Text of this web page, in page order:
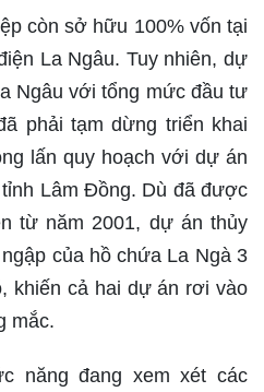
còn sở hữu 100% vốn tại
La Ngâu. Tuy nhiên, dự
Ngâu với tổng mức đầu tư
phải tạm dừng triển khai
lấn quy hoạch với dự án
Lâm Đồng. Dù đã được
từ năm 2001, dự án thủy
của hồ chứa La Ngà 3
khiến cả hai dự án rơi vào
mắc.
năng đang xem xét các